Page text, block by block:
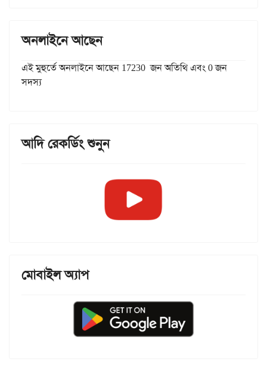
অনলাইনে আছেন
এই মুহুর্তে অনলাইনে আছেন 17230 জন অতিথি এবং 0 জন
সদস্য
আদি রেকর্ডিং শুনুন
মোবাইল অ্যাপ